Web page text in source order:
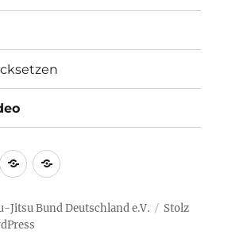
Impressum
Benutzer
Jitsu Bund Deutschland e.V.
Stolz